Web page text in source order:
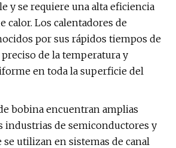
y se requiere una alta eficiencia
calor. Los calentadores de
por sus rápidos tiempos de
de la temperatura y
en toda la superficie del
bobina encuentran amplias
industrias de semiconductores y
se utilizan en sistemas de canal